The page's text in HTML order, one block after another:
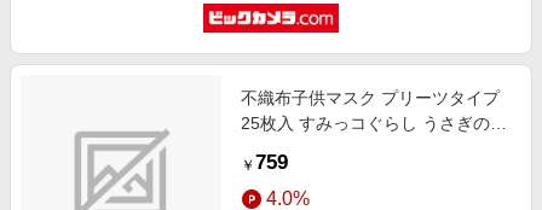
不織布子供マスク プリーツタイプ
25枚入 すみっコぐらし うさぎのお
￥ 759
4.0%